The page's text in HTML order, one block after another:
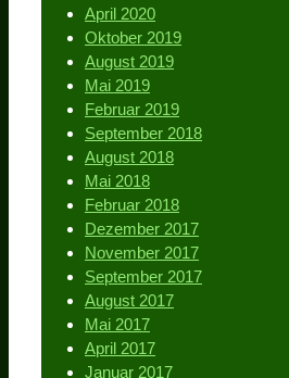
April 2020
Oktober 2019
August 2019
Mai 2019
Februar 2019
September 2018
August 2018
Mai 2018
Februar 2018
Dezember 2017
November 2017
September 2017
August 2017
Mai 2017
April 2017
Januar 2017